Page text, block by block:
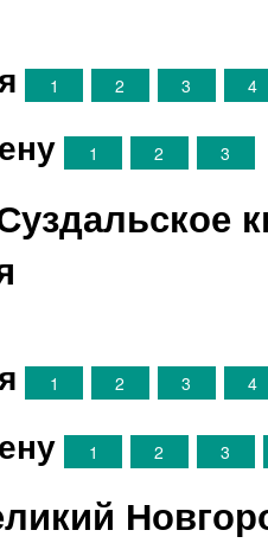
1 2 3 4
1 2 3
1 2 3 4
1 2 3